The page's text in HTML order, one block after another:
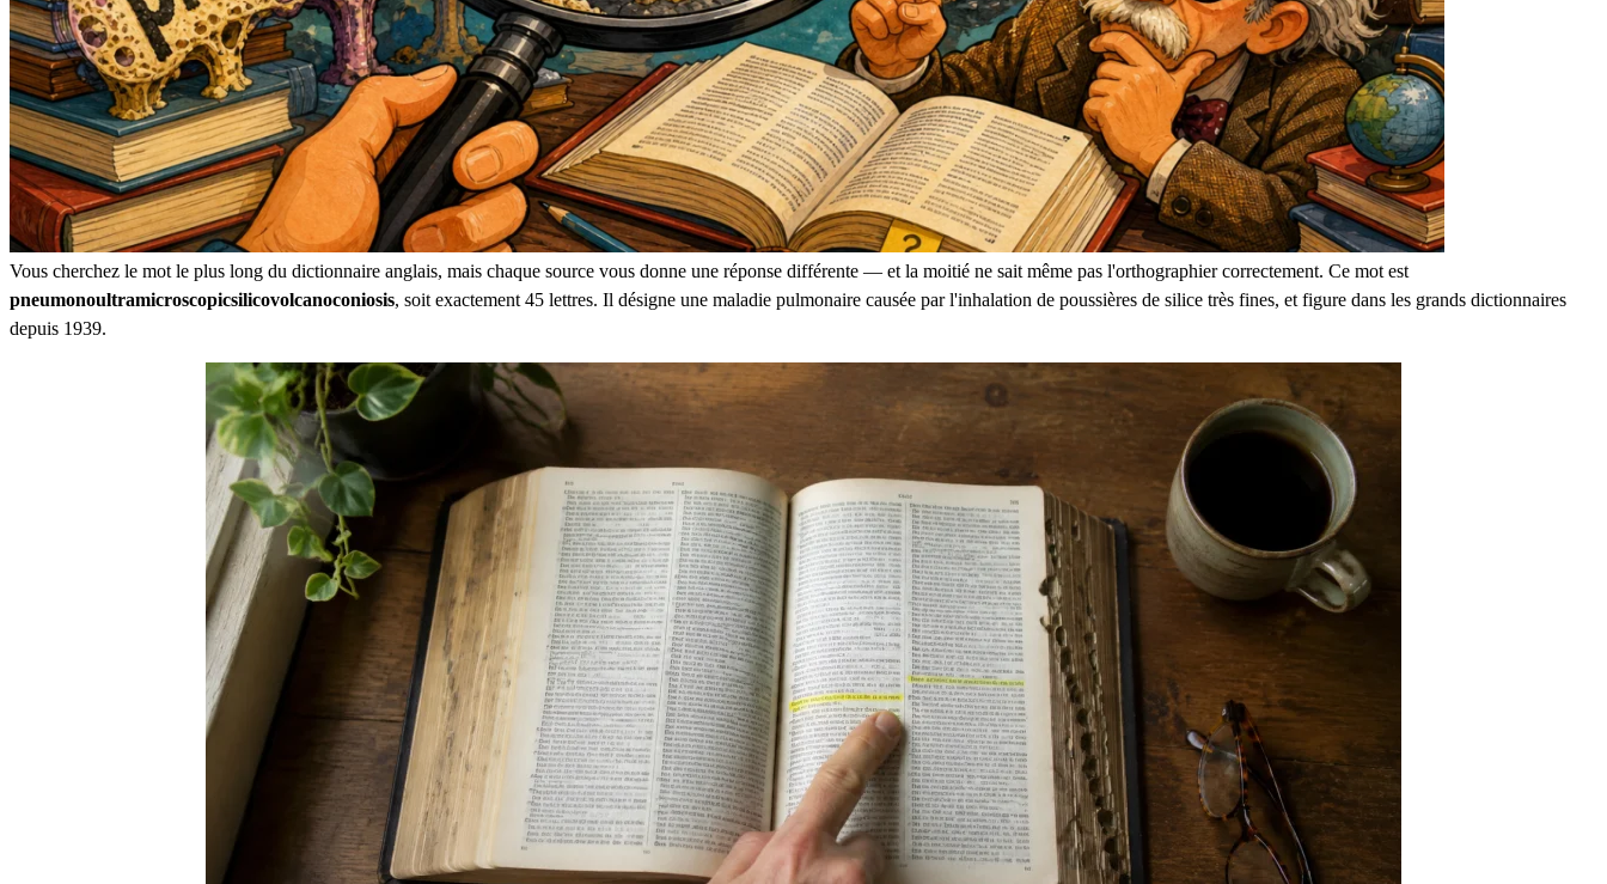
Vous cherchez le mot le plus long du dictionnaire anglais, mais chaque source vous donne une réponse différente — et la moitié ne sait même pas l'orthographier correctement. Ce mot est
pneumonoultramicroscopicsilicovolcanoconiosis, soit exactement 45 lettres. Il désigne une maladie pulmonaire causée par l'inhalation de poussières de silice très fines, et figure dans les grands dictionnaires
depuis 1939.